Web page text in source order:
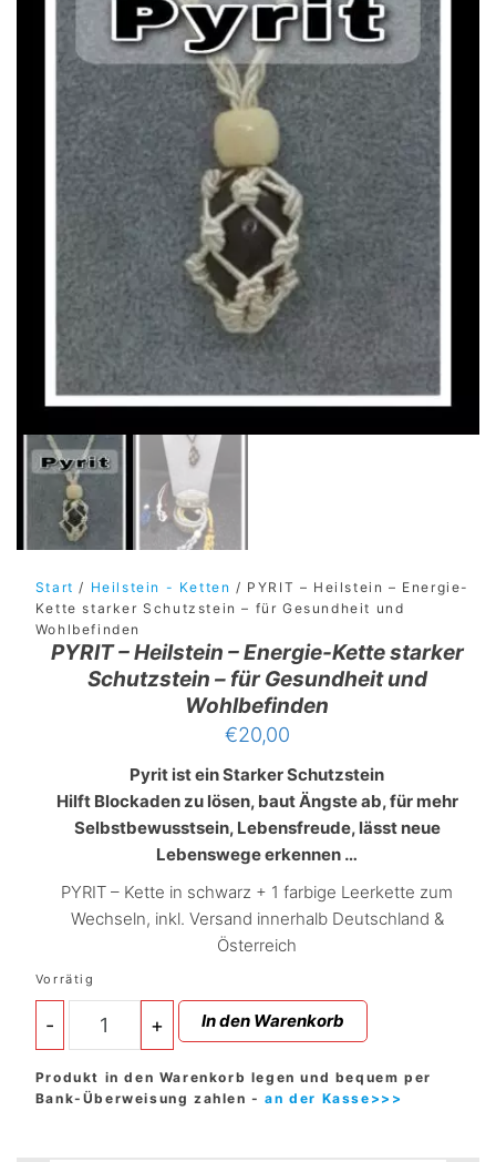
Start / Heilstein - Ketten / PYRIT – Heilstein – Energie-
Kette starker Schutzstein – für Gesundheit und
Wohlbefinden
PYRIT – Heilstein – Energie-Kette starker
Schutzstein – für Gesundheit und
Wohlbefinden
€20,00
Pyrit ist ein Starker Schutzstein
Hilft Blockaden zu lösen, baut Ängste ab, für mehr
Selbstbewusstsein, Lebensfreude, lässt neue
Lebenswege erkennen …
PYRIT – Kette in schwarz + 1 farbige Leerkette zum
Wechseln, inkl. Versand innerhalb Deutschland &
Österreich
Vorrätig
-
Heilstein
-
Energie-
+ In den Warenkorb
Produkt in den Warenkorb legen und bequem per
Bank-Überweisung zahlen -an der Kasse>>>